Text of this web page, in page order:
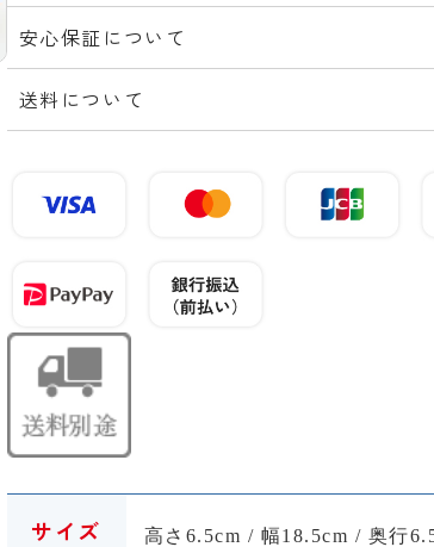
安心保証について
送料について
サイズ 高さ6.5cm / 幅18.5cm / 奥行